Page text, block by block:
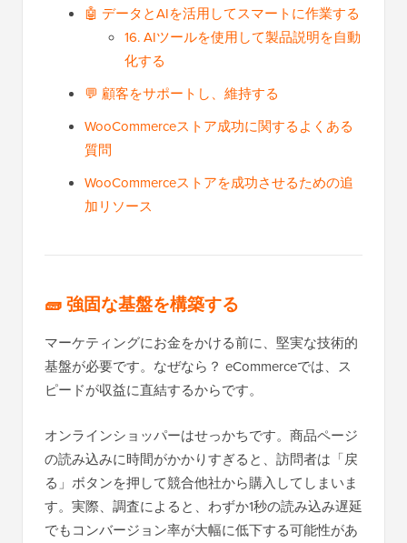
🤖 データとAIを活用してスマートに作業する
16. AIツールを使用して製品説明を自動
化する
💬 顧客をサポートし、維持する
WooCommerceストア成功に関するよくある
質問
WooCommerceストアを成功させるための追
加リソース
🧱強固な基盤を構築する
マーケティングにお金をかける前に、堅実な技術的
基盤が必要です。なぜなら？ eCommerceでは、ス
ピードが収益に直結するからです。
オンラインショッパーはせっかちです。商品ページ
の読み込みに時間がかかりすぎると、訪問者は「戻
る」ボタンを押して競合他社から購入してしまいま
す。実際、調査によると、わずか1秒の読み込み遅延
でもコンバージョン率が大幅に低下する可能性があ